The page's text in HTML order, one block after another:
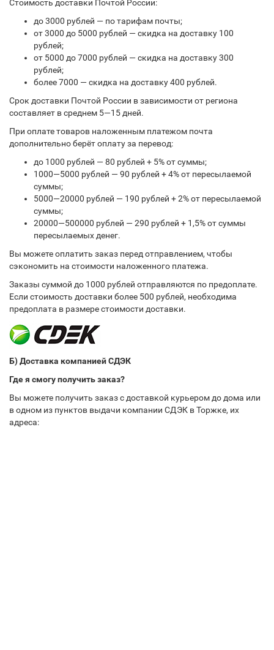
Стоимость доставки Почтой России:
до 3000 рублей — по тарифам почты;
от 3000 до 5000 рублей — скидка на доставку 100
рублей;
от 5000 до 7000 рублей — скидка на доставку 300
рублей;
более 7000 — скидка на доставку 400 рублей.
Срок доставки Почтой России в зависимости от региона
составляет в среднем 5—15 дней.
При оплате товаров наложенным платежом почта
дополнительно берёт оплату за перевод:
до 1000 рублей — 80 рублей + 5% от суммы;
1000—5000 рублей — 90 рублей + 4% от пересылаемой
суммы;
5000—20000 рублей — 190 рублей + 2% от пересылаемой
суммы;
20000—500000 рублей — 290 рублей + 1,5% от суммы
пересылаемых денег.
Вы можете оплатить заказ перед отправлением, чтобы
сэкономить на стоимости наложенного платежа.
Заказы суммой до 1000 рублей отправляются по предоплате.
Если стоимость доставки более 500 рублей, необходима
предоплата в размере стоимости доставки.
Б) Доставка компанией СДЭК
Где я смогу получить заказ?
Вы можете получить заказ с доставкой курьером до дома или
в одном из пунктов выдачи компании СДЭК в Торжке, их
адреса: